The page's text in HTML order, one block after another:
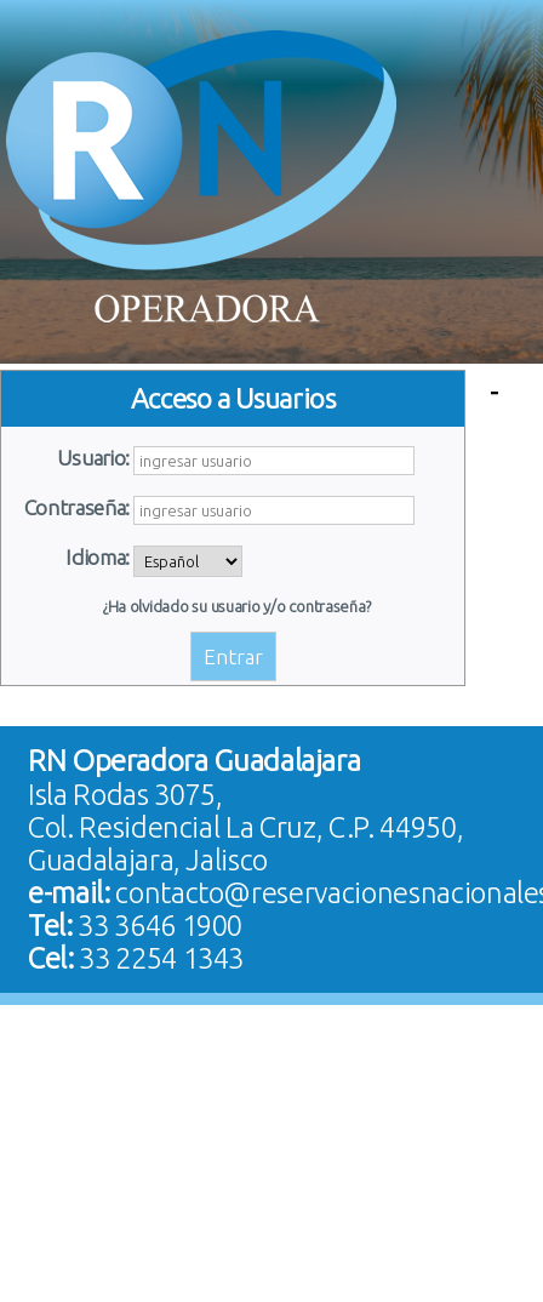
Acceso a Usuarios
Usuario:
Contraseña:
Idioma:
¿Ha olvidado su usuario y/o contraseña?
-
RN Operadora Guadalajara
Isla Rodas 3075,
Col. Residencial La Cruz, C.P. 44950,
Guadalajara, Jalisco
e-mail:
Tel:33 3646 1900
Cel:33 2254 1343